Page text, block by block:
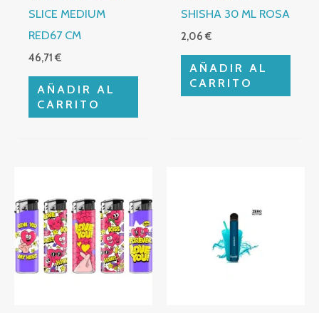
SLICE MEDIUM
RED67 CM
46,71€
AÑADIR AL
CARRITO
SHISHA 30 ML ROSA
2,06€
AÑADIR AL
CARRITO